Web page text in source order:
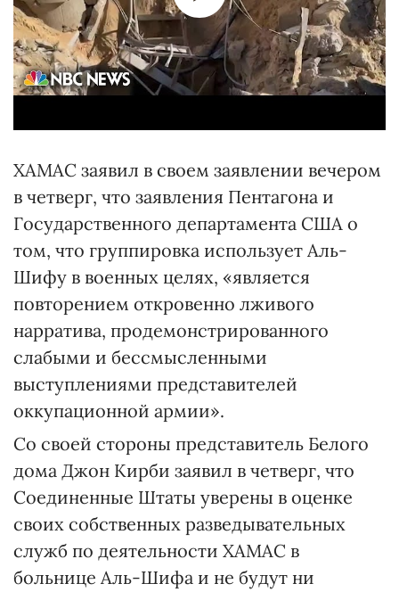
ХАМАС заявил в своем заявлении вечером
в четверг, что заявления Пентагона и
Государственного департамента США о
том, что группировка использует Аль-
Шифу в военных целях, «является
повторением откровенно лживого
нарратива, продемонстрированного
слабыми и бессмысленными
выступлениями представителей
оккупационной армии».
Со своей стороны представитель Белого
дома Джон Кирби заявил в четверг, что
Соединенные Штаты уверены в оценке
своих собственных разведывательных
служб по деятельности ХАМАС в
больнице Аль-Шифа и не будут ни